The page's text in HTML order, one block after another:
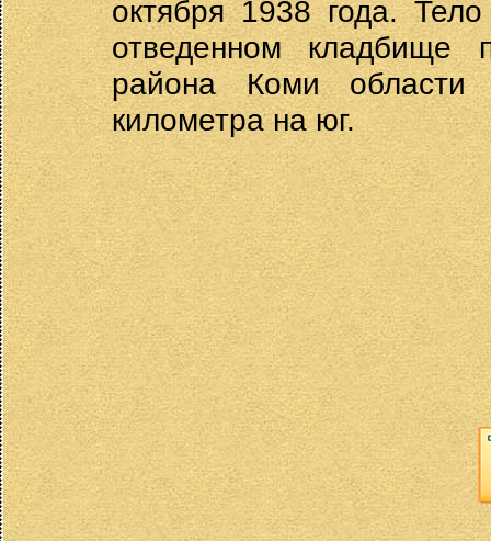
октября 1938 года.
отведенном кладбище
района Коми
километра на юг.